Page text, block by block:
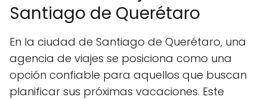
Santiago de Querétaro
En la ciudad de Santiago de Querétaro, una
agencia de viajes se posiciona como una
opción confiable para aquellos que buscan
planificar sus próximas vacaciones. Este